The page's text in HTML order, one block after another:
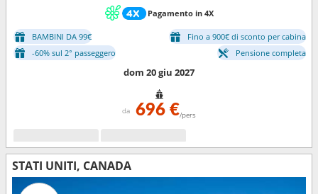
Pagamento in 4X
BAMBINI DA 99€
Fino a 900€ di sconto per cabina
-60% sul 2° passeggero
Pensione completa
dom 20 giu 2027
da 696 €/pers
STATI UNITI, CANADA